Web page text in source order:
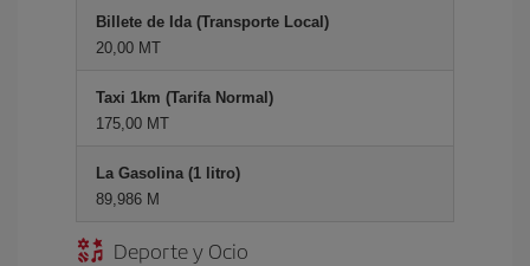
Billete de Ida (Transporte Local)
20,00 MT
Taxi 1km (Tarifa Normal)
175,00 MT
La Gasolina (1 litro)
89,986 M
Deporte y Ocio